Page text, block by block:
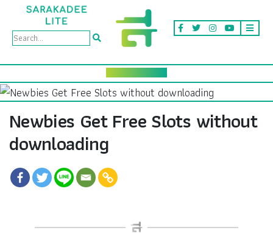
Newbies Get Free Slots without
downloading